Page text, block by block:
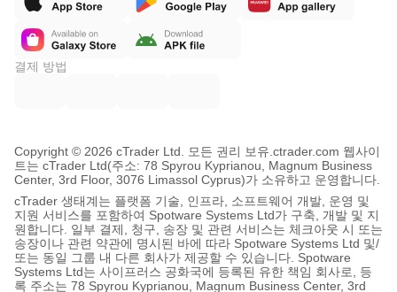
결제 방법
Copyright © 2026 cTrader Ltd. 모든 권리 보유. ctrader.com 웹사이
트는 cTrader Ltd(주소: 78 Spyrou Kyprianou, Magnum Business
Center, 3rd Floor, 3076 Limassol Cyprus)가 소유하고 운영합니다.
cTrader 생태계는 플랫폼 기술, 인프라, 소프트웨어 개발, 운영 및
지원 서비스를 포함하여 Spotware Systems Ltd가 구축, 개발 및 지
원합니다. 일부 결제, 청구, 송장 및 관련 서비스는 체크아웃 시 또는
송장이나 관련 약관에 명시된 바에 따라 Spotware Systems Ltd 및/
또는 동일 그룹 내 다른 회사가 제공할 수 있습니다. Spotware
Systems Ltd는 사이프러스 공화국에 등록된 유한 책임 회사로, 등
록 주소는 78 Spyrou Kyprianou, Magnum Business Center, 3rd